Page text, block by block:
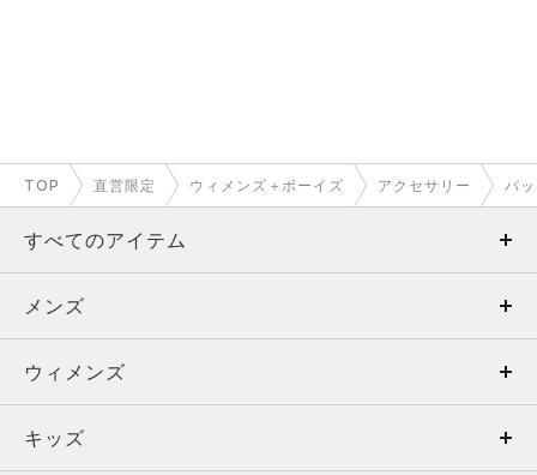
TOP 直営限定 ウィメンズ＋ボーイズ アクセサリー バ
すべてのアイテム
メンズ
ウィメンズ
キッズ
メンズ
トップス
ボトムス
ウィメンズ
トップス
キッズ